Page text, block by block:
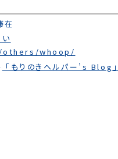
在
whoop/
「もりのきヘルパー’s Blog」